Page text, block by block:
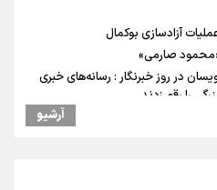
آزادسازی بوکمال
«محمود صارمی»
در روز خبرنگار : رسانه‌های خبری
را رقم زدند
آرشیو